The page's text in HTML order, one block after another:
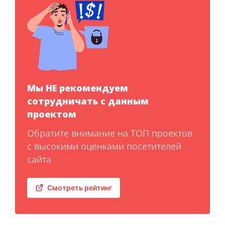
Мы НЕ рекомендуем
сотрудничать с данным
проектом
Обратите внимание на ТОП проектов
с высокими оценками посетителей
сайта
Смотреть рейтинг